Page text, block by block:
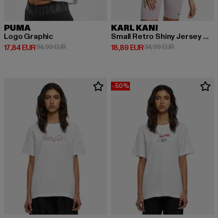
PUMA
Logo Graphic
17,84 EUR
Derzeitiger Preis: 17,84 EUR
34,99 EURAktionspreis: 34,99 EUR
KARL KANI
Small Retro Shiny Jersey Cut Out
18,89 EUR
Derzeitiger Preis: 18,89 EUR
34,99 EURAktionspreis:
-50%